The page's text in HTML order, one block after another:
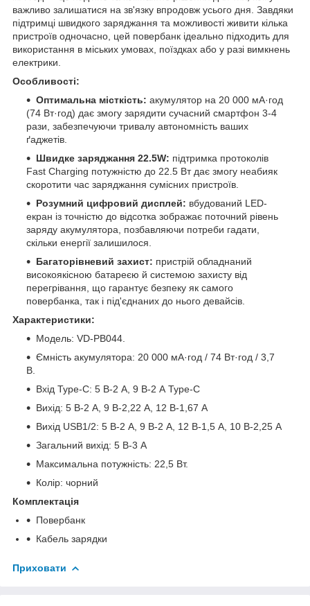
важливо залишатися на зв'язку впродовж усього дня. Завдяки
підтримці швидкого заряджання та можливості живити кілька
пристроїв одночасно, цей повербанк ідеально підходить для
використання в міських умовах, поїздках або у разі вимкнень
електрики.
Особливості:
Оптимальна місткість: акумулятор на 20 000 мА·год
(74 Вт·год) дає змогу зарядити сучасний смартфон 3-4
рази, забезпечуючи тривалу автономність ваших
ґаджетів.
Швидке заряджання 22.5W: підтримка протоколів
Fast Charging потужністю до 22.5 Вт дає змогу неабияк
скоротити час заряджання сумісних пристроїв.
Розумний цифровий дисплей: вбудований LED-
екран із точністю до відсотка зображає поточний рівень
заряду акумулятора, позбавляючи потреби гадати,
скільки енергії залишилося.
Багаторівневий захист: пристрій обладнаний
високоякісною батареєю й системою захисту від
перегрівання, що гарантує безпеку як самого
повербанка, так і під'єднаних до нього девайсів.
Характеристики:
Модель: VD-PB044.
Ємність акумулятора: 20 000 мА·год / 74 Вт·год / 3,7
В.
Вхід Type-C: 5 В-2 А, 9 В-2 А Type-C
Вихід: 5 В-2 А, 9 В-2,22 А, 12 В-1,67 А
Вихід USB1/2: 5 В-2 А, 9 В-2 А, 12 В-1,5 А, 10 В-2,25 А
Загальний вихід: 5 В-3 А
Максимальна потужність: 22,5 Вт.
Колір: чорний
Комплектація
Повербанк
Кабель зарядки
Приховати